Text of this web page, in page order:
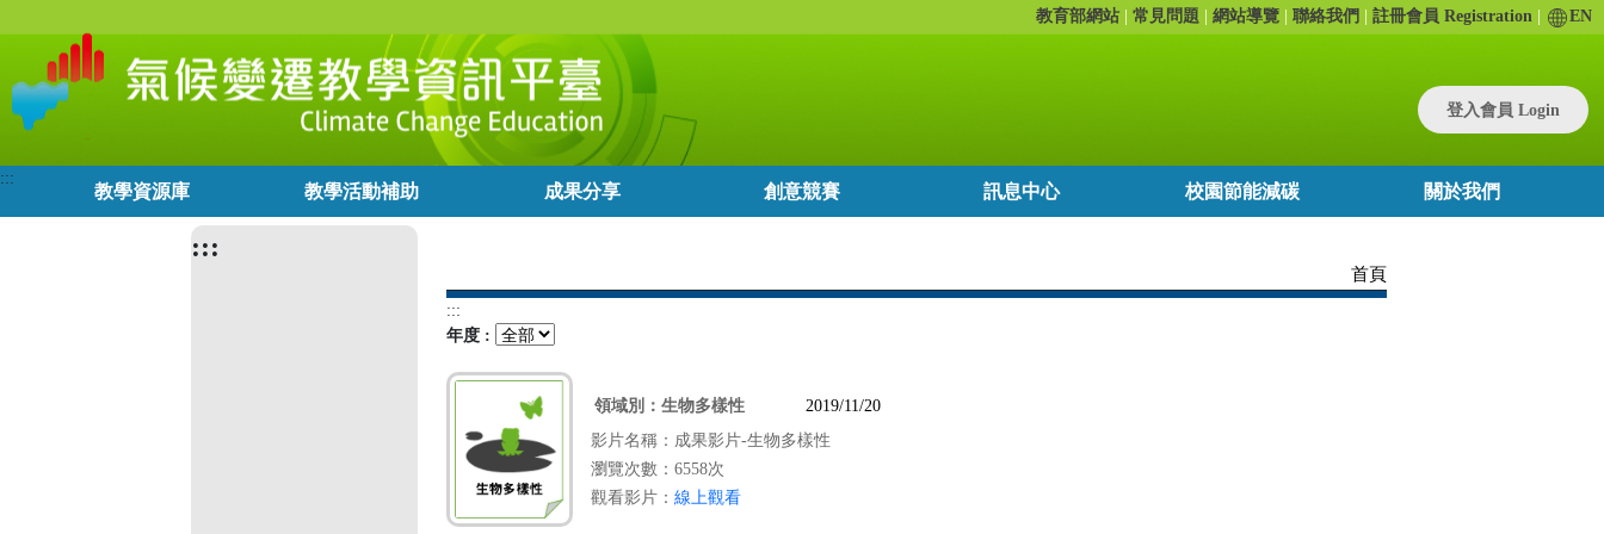
氣
候
變
遷
要
教育部網站 常見問題 網站導覽 聯絡我們 註冊會員 Registration EN
登入會員 Login
:::
教學資源庫 教學活動補助 成果分享 創意競賽 訊息中心 校園節能減碳 關於我們
:::
首頁
:::
年度 :
領域別：生物多樣性
2019/11/20
影片名稱：成果影片-生物多樣性
瀏覽次數：6558次
觀看影片：線上觀看